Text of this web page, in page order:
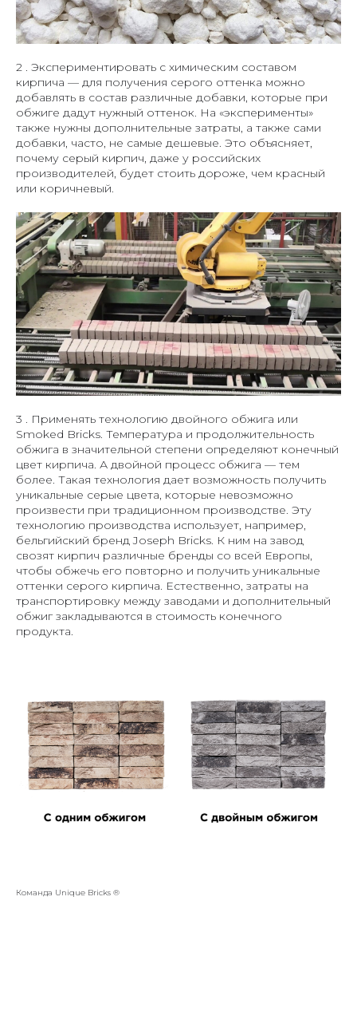
2 . Экспериментировать с химическим составом
кирпича — для получения серого оттенка можно
добавлять в состав различные добавки, которые при
обжиге дадут нужный оттенок. На «эксперименты»
также нужны дополнительные затраты, а также сами
добавки, часто, не самые дешевые. Это объясняет,
почему серый кирпич, даже у российских
производителей, будет стоить дороже, чем красный
или коричневый.
3 . Применять технологию двойного обжига или
Smoked Bricks. Температура и продолжительность
обжига в значительной степени определяют конечный
цвет кирпича. А двойной процесс обжига — тем
более. Такая технология дает возможность получить
уникальные серые цвета, которые невозможно
произвести при традиционном производстве. Эту
технологию производства использует, например,
бельгийский бренд Joseph Bricks. К ним на завод
свозят кирпич различные бренды со всей Европы,
чтобы обжечь его повторно и получить уникальные
оттенки серого кирпича. Естественно, затраты на
транспортировку между заводами и дополнительный
обжиг закладываются в стоимость конечного
продукта.
Команда Unique Bricks ®